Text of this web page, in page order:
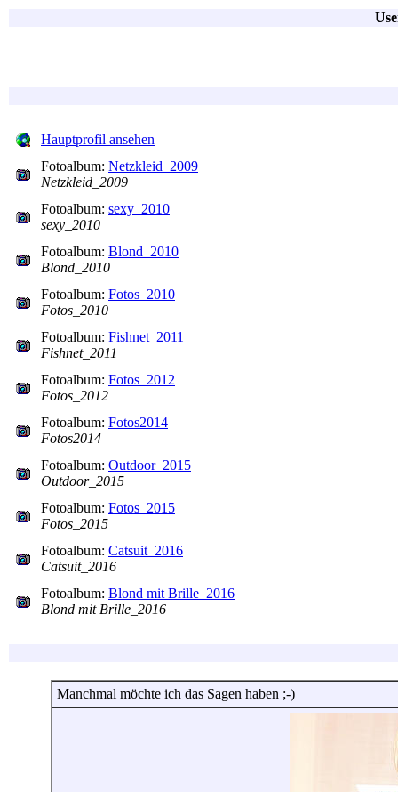
Hauptprofil ansehen
Fotoalbum: Netzkleid_2009
Netzkleid_2009
Fotoalbum: sexy_2010
sexy_2010
Fotoalbum: Blond_2010
Blond_2010
Fotoalbum: Fotos_2010
Fotos_2010
Fotoalbum: Fishnet_2011
Fishnet_2011
Fotoalbum: Fotos_2012
Fotos_2012
Fotoalbum: Fotos2014
Fotos2014
Fotoalbum: Outdoor_2015
Outdoor_2015
Fotoalbum: Fotos_2015
Fotos_2015
Fotoalbum: Catsuit_2016
Catsuit_2016
Fotoalbum: Blond mit Brille_2016
Blond mit Brille_2016
Manchmal möchte ich das Sagen haben ;-)